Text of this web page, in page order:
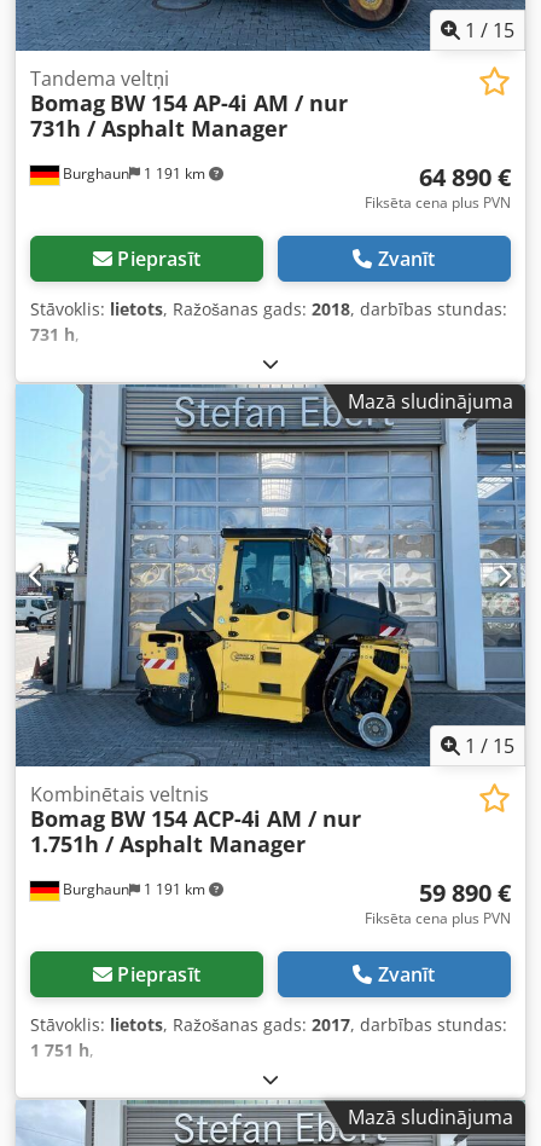
1 / 15
Burghaun 1 191 km
Tandema veltņi
Bomag BW 154 AP-4i AM / nur
731h / Asphalt Manager
64 890 €
Fiksēta cena plus PVN
Pieprasīt Zvanīt
Stāvoklis: lietots, Ražošanas gads: 2018, darbības stundas:
731 h,
Mazā sludinājuma
1 / 15
Burghaun 1 191 km
Kombinētais veltnis
Bomag BW 154 ACP-4i AM / nur
1.751h / Asphalt Manager
59 890 €
Fiksēta cena plus PVN
Pieprasīt Zvanīt
Stāvoklis: lietots, Ražošanas gads: 2017, darbības stundas:
1 751 h,
Mazā sludinājuma